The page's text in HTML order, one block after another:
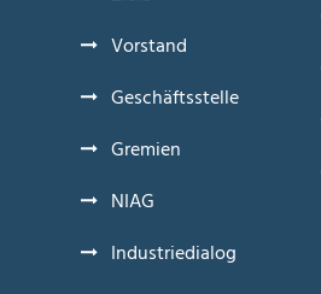
Vorstand
Geschäftsstelle
Gremien
NIAG
Industriedialog